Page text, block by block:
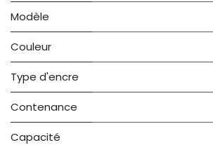
Modèle
Couleur
Type d'encre
Contenance
Capacité